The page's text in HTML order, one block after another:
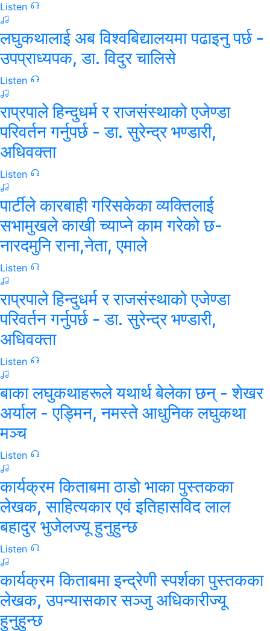
Listen
लघुकथालाई अब विश्वबिद्यालयमा पढाइनु पर्छ -
उपप्राध्यपक, डा. विदुर चालिसे
Listen
राप्रपाले हिन्दुधर्म र राजसंस्थाको एजेण्डा
परिवर्तन गर्नुपर्छ - डा. सुरेन्द्र भण्डारी,
अधिवक्ता
Listen
पार्टीले कारबाही गरिसकेका व्यक्तिलाई
सभामुखले काखी च्याप्ने काम गरेको छ-
नारदमुनि राना,नेता, एमाले
Listen
राप्रपाले हिन्दुधर्म र राजसंस्थाको एजेण्डा
परिवर्तन गर्नुपर्छ - डा. सुरेन्द्र भण्डारी,
अधिवक्ता
Listen
बाका लघुकथाहरूले यथार्थ बेलेका छन् - शेखर
अर्याल - एड्मिन, नमस्ते आधुनिक लघुकथा
मञ्च
Listen
कार्यक्रम किताबमा ठाडो भाका पुस्तकका
लेखक, साहित्यकार एवं इतिहासविद लाल
बहादुर भुजेलज्यू हुनुहुन्छ
Listen
कार्यक्रम किताबमा इन्द्रेणी स्पर्शका पुस्तकका
लेखक, उपन्यासकार स​ञ्जु अधिकारीज्यू
हुनुहुन्छ